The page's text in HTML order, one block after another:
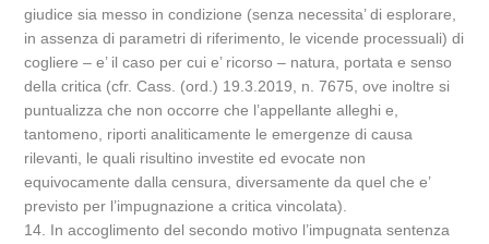
giudice sia messo in condizione (senza necessita’ di esplorare,
in assenza di parametri di riferimento, le vicende processuali) di
cogliere – e’ il caso per cui e’ ricorso – natura, portata e senso
della critica (cfr. Cass. (ord.) 19.3.2019, n. 7675, ove inoltre si
puntualizza che non occorre che l’appellante alleghi e,
tantomeno, riporti analiticamente le emergenze di causa
rilevanti, le quali risultino investite ed evocate non
equivocamente dalla censura, diversamente da quel che e’
previsto per l’impugnazione a critica vincolata).
14. In accoglimento del secondo motivo l’impugnata sentenza